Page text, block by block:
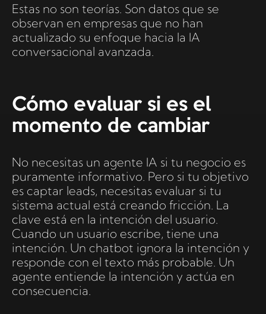
Estas no son teorías. Son datos que se
observan en empresas que no han
actualizado su enfoque hacia la IA
conversacional avanzada.
Cómo evaluar si es el
momento de cambiar
No necesitas un agente IA si tu negocio es
puramente informativo. Pero si tu objetivo
es captar leads, necesitas evaluar si tu
sistema actual está creando fricción. La
clave está en la intención del usuario.
Cuando un usuario escribe, tiene una
intención. Un chatbot ignora la intención y
responde con el texto más probable. Un
agente entiende la intención y actúa en
consecuencia.